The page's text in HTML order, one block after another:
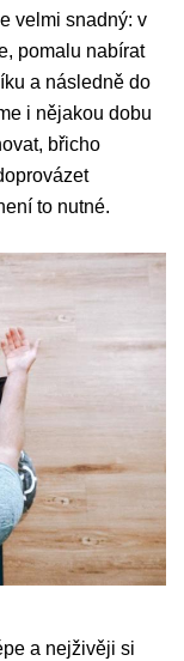
velmi snadný: v
pomalu nabírat
a následně do
i nějakou dobu
břicho
to nutné.
a nejživěji si